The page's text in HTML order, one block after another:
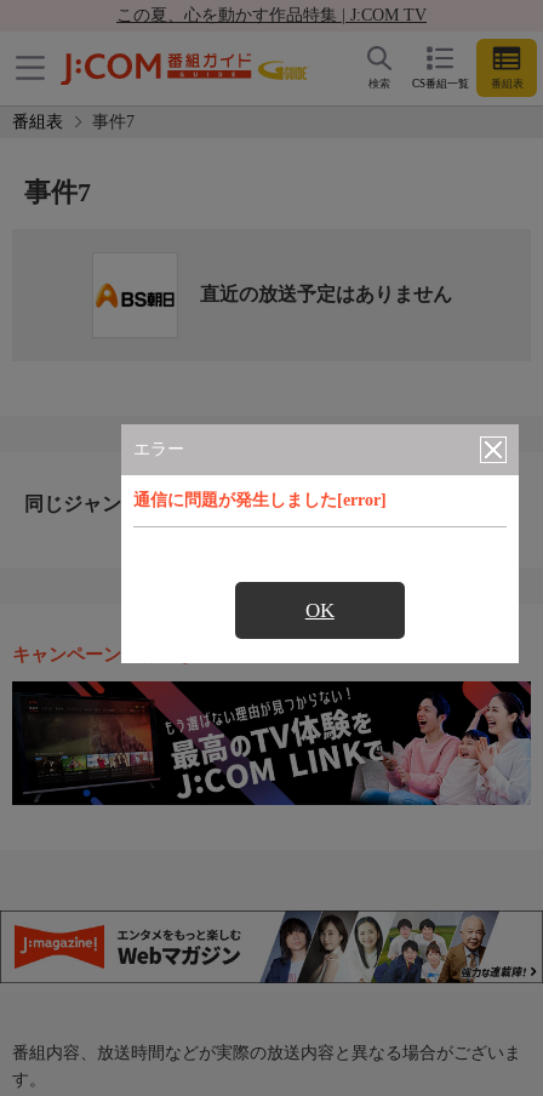
この夏、心を動かす作品特集 | J:COM TV
CS番組一覧 番組表
検索
番組表 事件7
エラー
通信に問題が発生しました[error]
OK
事件7
直近の放送予定はありません
同じジャンルのおすすめ番組
キャンペーン・お得な情報
番組内容、放送時間などが実際の放送内容と異なる場合がございま
す。